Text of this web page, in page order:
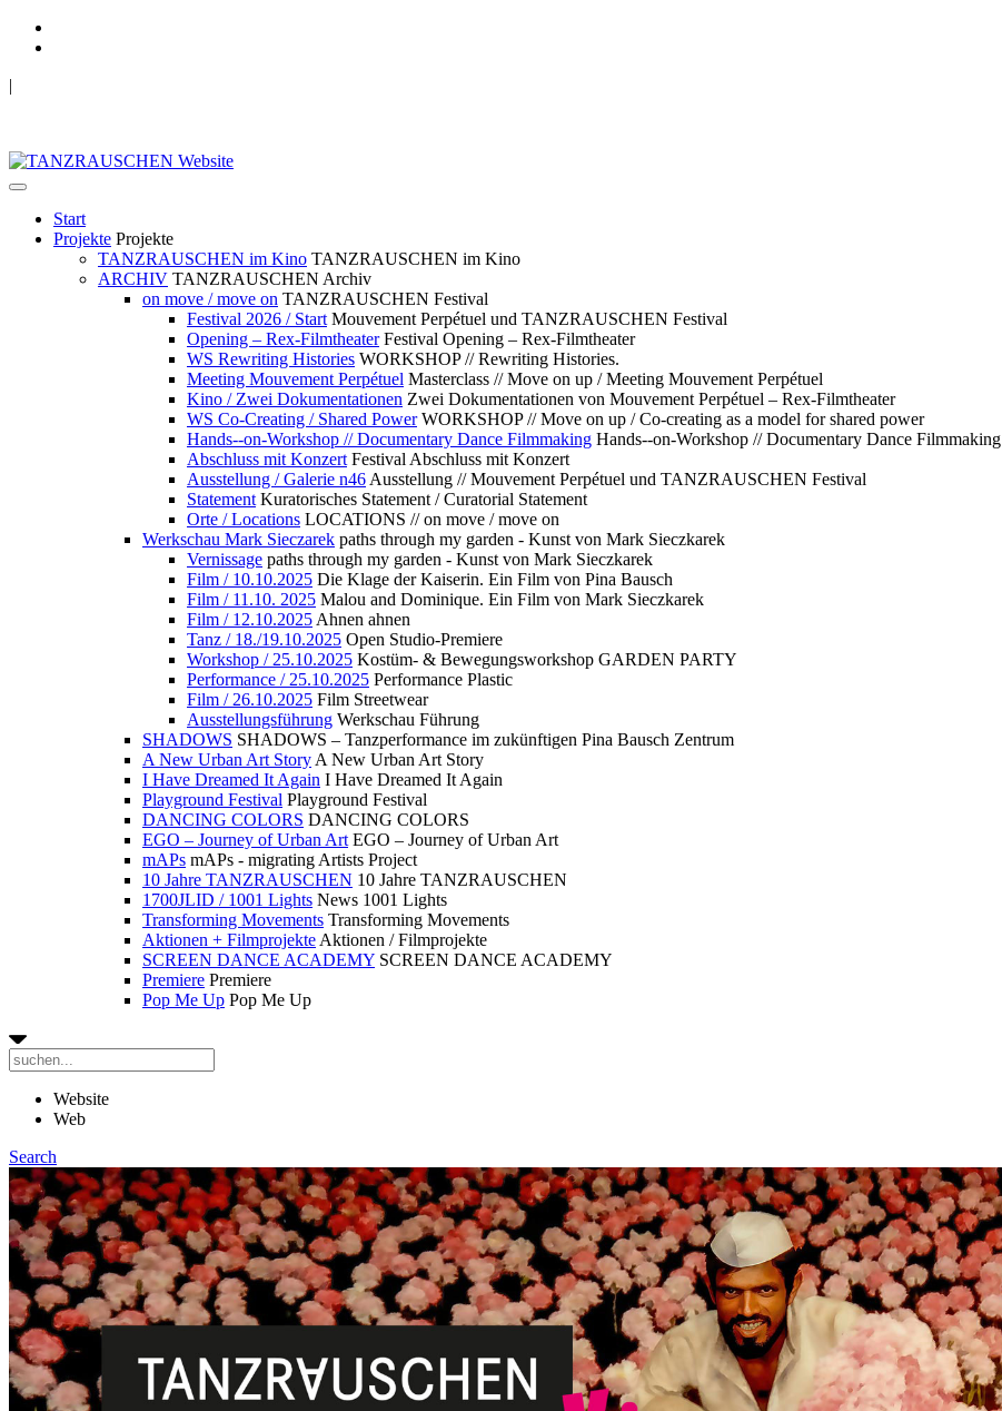
|
Start
Projekte Projekte
TANZRAUSCHEN im Kino TANZRAUSCHEN im Kino
ARCHIV TANZRAUSCHEN Archiv
on move / move on TANZRAUSCHEN Festival
Festival 2026 / Start Mouvement Perpétuel und TANZRAUSCHEN Festival
Opening – Rex-Filmtheater Festival Opening – Rex-Filmtheater
WS Rewriting Histories WORKSHOP // Rewriting Histories.
Meeting Mouvement Perpétuel Masterclass // Move on up / Meeting Mouvement Perpétuel
Kino / Zwei Dokumentationen Zwei Dokumentationen von Mouvement Perpétuel – Rex-Filmtheater
WS Co-Creating / Shared Power WORKSHOP // Move on up / Co-creating as a model for shared power
Hands--on-Workshop // Documentary Dance Filmmaking Hands--on-Workshop // Documentary Dance Filmmaking
Abschluss mit Konzert Festival Abschluss mit Konzert
Ausstellung / Galerie n46 Ausstellung // Mouvement Perpétuel und TANZRAUSCHEN Festival
Statement Kuratorisches Statement / Curatorial Statement
Orte / Locations LOCATIONS // on move / move on
Werkschau Mark Sieczarek paths through my garden - Kunst von Mark Sieczkarek
Vernissage paths through my garden - Kunst von Mark Sieczkarek
Film / 10.10.2025 Die Klage der Kaiserin. Ein Film von Pina Bausch
Film / 11.10. 2025 Malou and Dominique. Ein Film von Mark Sieczkarek
Film / 12.10.2025 Ahnen ahnen
Tanz / 18./19.10.2025 Open Studio-Premiere
Workshop / 25.10.2025 Kostüm- & Bewegungsworkshop GARDEN PARTY
Performance / 25.10.2025 Performance Plastic
Film / 26.10.2025 Film Streetwear
Ausstellungsführung Werkschau Führung
SHADOWS SHADOWS – Tanzperformance im zukünftigen Pina Bausch Zentrum
A New Urban Art Story A New Urban Art Story
I Have Dreamed It Again I Have Dreamed It Again
Playground Festival Playground Festival
DANCING COLORS DANCING COLORS
EGO – Journey of Urban Art EGO – Journey of Urban Art
mAPs mAPs - migrating Artists Project
10 Jahre TANZRAUSCHEN 10 Jahre TANZRAUSCHEN
1700JLID / 1001 Lights News 1001 Lights
Transforming Movements Transforming Movements
Aktionen + Filmprojekte Aktionen / Filmprojekte
SCREEN DANCE ACADEMY SCREEN DANCE ACADEMY
Premiere Premiere
Pop Me Up Pop Me Up
Website
Web
Search